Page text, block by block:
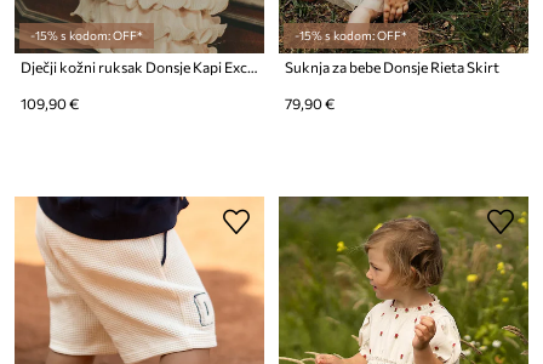
-15% s kodom: OFF*
Dječji kožni ruksak Donsje Kapi Exclusive Backpack Fluffy Bunny
109,90 €
-15% s kodom: OFF*
Suknja za bebe Donsje Rieta Skirt
79,90 €